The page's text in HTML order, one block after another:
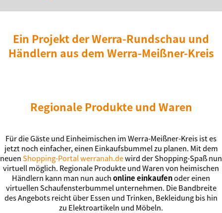
Ein Projekt der Werra-Rundschau und
Händlern aus dem Werra-Meißner-Kreis
Regionale Produkte und Waren
Für die Gäste und Einheimischen im Werra-Meißner-Kreis ist es
jetzt noch einfacher, einen Einkaufsbummel zu planen. Mit dem
neuen Shopping-Portal werranah.dewird der Shopping-Spaß nun
virtuell möglich. Regionale Produkte und Waren von heimischen
Händlern kann man nun auchonline einkaufenoder einen
virtuellen Schaufensterbummel unternehmen. Die Bandbreite
des Angebots reicht über Essen und Trinken, Bekleidung bis hin
zu Elektroartikeln und Möbeln.